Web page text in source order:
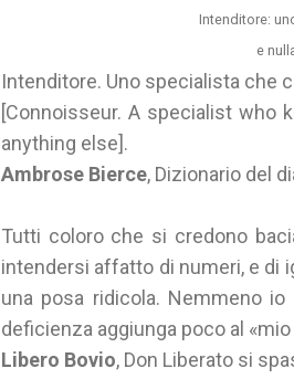
Intenditore:
e
Intenditore. Uno specialista che
[Connoisseur. A specialist who
anything else].
Ambrose Bierce, Dizionario del
Tutti coloro che si credono
intendersi affatto di numeri, e di
una posa ridicola. Nemmeno
deficienza aggiunga poco al
Libero Bovio, Don Liberato si